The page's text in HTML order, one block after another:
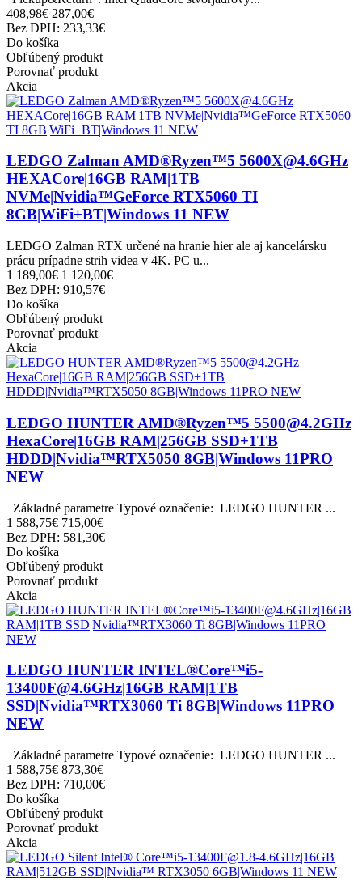
408,98€ 287,00€
Bez DPH: 233,33€
Do košíka
Obľúbený produkt
Porovnať produkt
Akcia
LEDGO Zalman AMD®Ryzen™5 5600X@4.6GHz
HEXACore|16GB RAM|1TB
NVMe|Nvidia™GeForce RTX5060 TI
8GB|WiFi+BT|Windows 11 NEW
LEDGO Zalman RTX určené na hranie hier ale aj kancelársku
prácu prípadne strih videa v 4K. PC u...
1 189,00€ 1 120,00€
Bez DPH: 910,57€
Do košíka
Obľúbený produkt
Porovnať produkt
Akcia
LEDGO HUNTER AMD®Ryzen™5 5500@4.2GHz
HexaCore|16GB RAM|256GB SSD+1TB
HDDD|Nvidia™RTX5050 8GB|Windows 11PRO
NEW
Základné parametre Typové označenie: LEDGO HUNTER ...
1 588,75€ 715,00€
Bez DPH: 581,30€
Do košíka
Obľúbený produkt
Porovnať produkt
Akcia
LEDGO HUNTER INTEL®Core™i5-
13400F@4.6GHz|16GB RAM|1TB
SSD|Nvidia™RTX3060 Ti 8GB|Windows 11PRO
NEW
Základné parametre Typové označenie: LEDGO HUNTER ...
1 588,75€ 873,30€
Bez DPH: 710,00€
Do košíka
Obľúbený produkt
Porovnať produkt
Akcia